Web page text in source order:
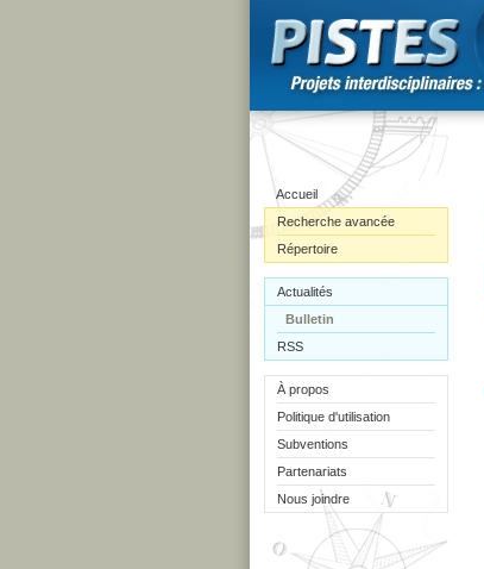
Accueil
Recherche avancée
Répertoire
Actualités
Bulletin
RSS
À propos
Politique d'utilisation
Subventions
Partenariats
Nous joindre